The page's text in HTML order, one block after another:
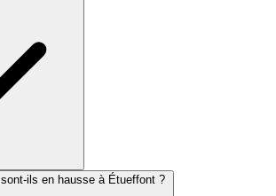
ils en hausse à Étueffont ?